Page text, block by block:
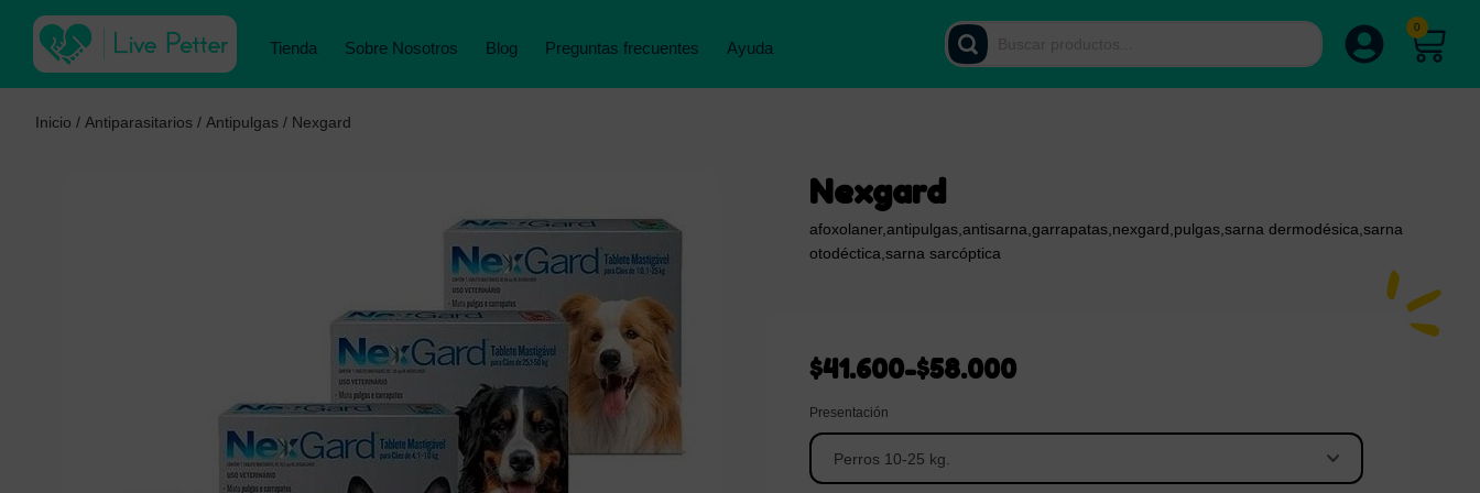
Tienda Sobre Nosotros Blog Preguntas frecuentes Ayuda
0
Inicio / Antiparasitarios / Antipulgas / Nexgard
Nexgard
afoxolaner,antipulgas ,antisarna ,garrapatas nexgard pulgas ,sarna dermodésica ,sarna
otodéctica ,sarna sarcóptica
$41.600-$58.000
Presentación